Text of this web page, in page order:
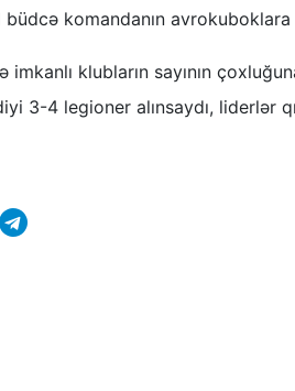
komandanın avrokuboklara
imkanlı klubların sayının
3-4 legioner alınsaydı, liderlər